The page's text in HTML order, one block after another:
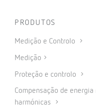
PRODUTOS
Medição e Controlo
Medição
Proteção e controlo
Compensação de
harmónicas